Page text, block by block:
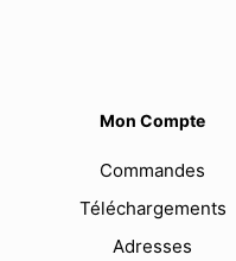
Mon Compte
Commandes
Téléchargements
Adresses